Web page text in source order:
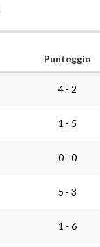
Punteggio
4 - 2
1 - 5
0 - 0
5 - 3
1 - 6